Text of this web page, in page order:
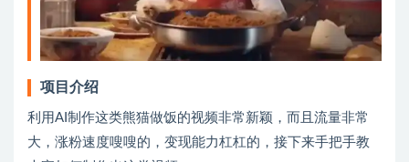
项目介绍
利用AI制作这类熊猫做饭的视频非常新颖，而且流量非常
大，涨粉速度嗖嗖的，变现能力杠杠的，接下来手把手教